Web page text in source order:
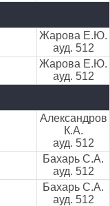
Жарова Е.Ю.
ауд. 512
Жарова Е.Ю.
ауд. 512
Александров
К.А.
ауд. 512
Бахарь С.А.
ауд. 512
Бахарь С.А.
ауд. 512